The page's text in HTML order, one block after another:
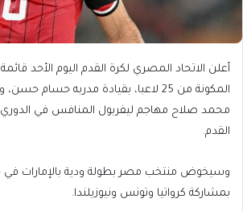
أعلن الاتحاد المصري لكرة القدم اليوم الأحد
المكونة من 25 لاعبا، بقيادة مدربه
محمد صلاح مهاجم ليفربول المنافس في الدوري
القدم.
وسيخوض منتخب مصر بطولة ودية بالإمارات في
بمشاركة كرواتيا وتونس ونيوزيلندا.